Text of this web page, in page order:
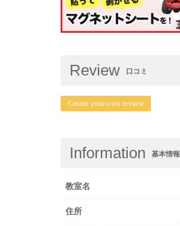
Review 口コミ
Create your own review
Information 基本情報
教室名
住所